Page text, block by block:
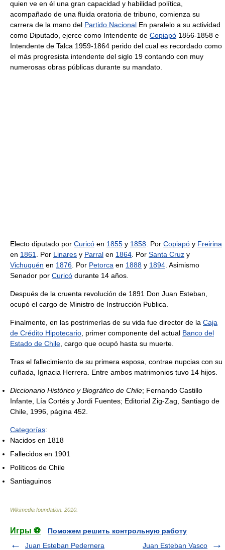
quien ve en él una gran capacidad y habilidad política,
acompañado de una fluida oratoria de tribuno, comienza su
carrera de la mano del Partido Nacional En paralelo a su actividad
como Diputado, ejerce como Intendente de Copiapó 1856-1858 e
Intendente de Talca 1959-1864 perido del cual es recordado como
el más progresista intendente del siglo 19 contando con muy
numerosas obras públicas durante su mandato.
Electo diputado por Curicó en 1855 y 1858 . Por Copiapó y Freirina
en 1861 . Por Linares y Parral en 1864 . Por Santa Cruz y
Vichuquén en 1876 . Por Petorca en 1888 y 1894 . Asimismo
Senador por Curicó durante 14 años.
Después de la cruenta revolución de 1891 Don Juan Esteban,
ocupó el cargo de Ministro de Instrucción Publica.
Finalmente, en las postrimerías de su vida fue director de la Caja
de Crédito Hipotecario , primer componente del actual Banco del
Estado de Chile , cargo que ocupó hasta su muerte.
Tras el fallecimiento de su primera esposa, contrae nupcias con su
cuñada, Ignacia Herrera. Entre ambos matrimonios tuvo 14 hijos.
Diccionario Histórico y Biográfico de Chile; Fernando Castillo
Infante, Lía Cortés y Jordi Fuentes; Editorial Zig-Zag, Santiago de
Chile, 1996, página 452.
Categorías:
Nacidos en 1818
Fallecidos en 1901
Políticos de Chile
Santiaguinos
Wikimedia foundation 2010
Игры ⚽
Поможем решить контрольную работу
Juan Esteban Pedernera
Juan Esteban Vasco